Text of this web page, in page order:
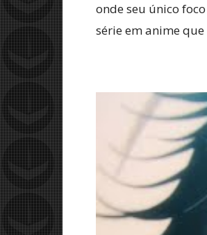
onde seu único
série em anime